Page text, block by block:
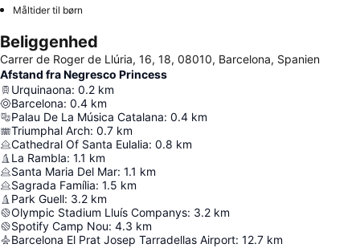
Måltider til børn
Beliggenhed
Carrer de Roger de Llúria, 16, 18, 08010, Barcelona, Spanien
Afstand fra Negresco Princess
Urquinaona: 0.2 km
Barcelona: 0.4 km
Palau De La Música Catalana: 0.4 km
Triumphal Arch: 0.7 km
Cathedral Of Santa Eulalia: 0.8 km
La Rambla: 1.1 km
Santa Maria Del Mar: 1.1 km
Sagrada Família: 1.5 km
Park Guell: 3.2 km
Olympic Stadium Lluís Companys: 3.2 km
Spotify Camp Nou: 4.3 km
Barcelona El Prat Josep Tarradellas Airport: 12.7 km